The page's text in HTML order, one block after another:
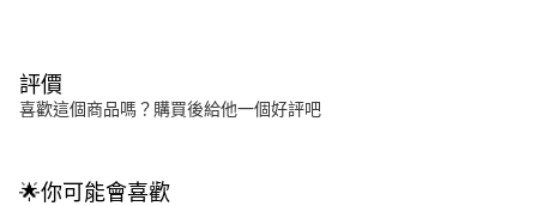
評價
喜歡這個商品嗎？購買後給他一個好評吧
🌟你可能會喜歡